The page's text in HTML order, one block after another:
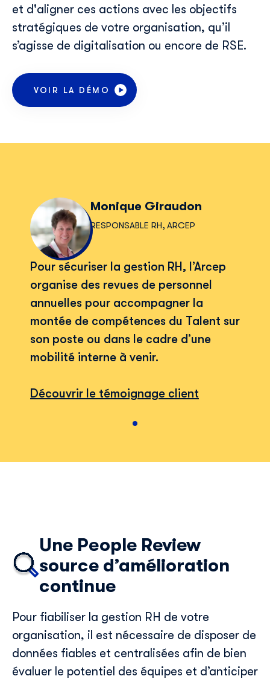
et d'aligner ces actions avec les objectifs
stratégiques de votre organisation, qu’il
s’agisse de digitalisation ou encore de RSE.
VOIR LA DÉMO
Monique Giraudon
RESPONSABLE RH, ARCEP
Pour sécuriser la gestion RH, l’Arcep
organise des revues de personnel
annuelles pour accompagner la
montée de compétences du Talent sur
son poste ou dans le cadre d’une
mobilité interne à venir.
Découvrir le témoignage client
Une People Review
source d’amélioration
continue
Pour fiabiliser la gestion RH de votre
organisation, il est nécessaire de disposer de
données fiables et centralisées afin de bien
évaluer le potentiel des équipes et d’anticiper